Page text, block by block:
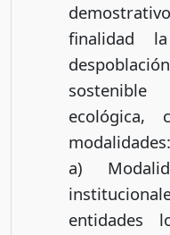
finalidad
ecológica,
modalidades:
a)
entidades